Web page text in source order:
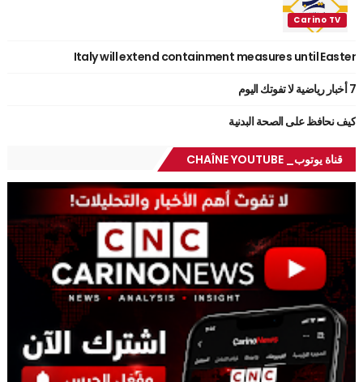
Italy will extend containment measures until Easter
7 أخبار رياضية لا تفوتك اليوم
كيف نحافظ على الصحة البدنية
قناة يوتوب_ CHAÎNE YOUTUBE